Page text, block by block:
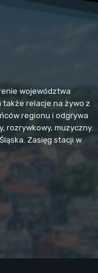
województwa
relacje na żywo z
regionu i odgrywa
rozrywkowy, muzyczny.
Zasięg stacji w